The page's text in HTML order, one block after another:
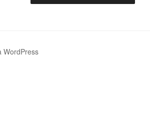
WordPress